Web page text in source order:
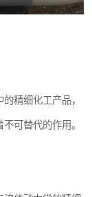
精细化工产品，
可替代的作用。